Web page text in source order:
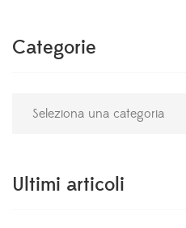
Categorie
Ultimi articoli